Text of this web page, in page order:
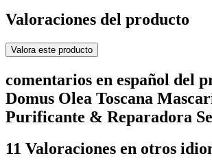
Valoraciones del producto
Valora este producto
comentarios en español del
Domus Olea Toscana
Purificante & Reparadora
11 Valoraciones en otros